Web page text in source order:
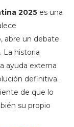
2025es una
abre un debate
La historia
ayuda externa
definitiva.
de que lo
su propio